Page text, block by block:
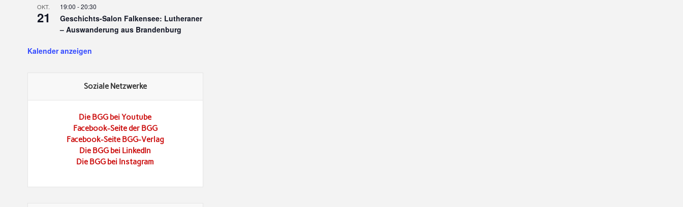
OKT.
21
19:00 -20:30
Geschichts-Salon Falkensee: Lutheraner
– Auswanderung aus Brandenburg
Kalender anzeigen
Soziale Netzwerke
Die BGG bei Youtube
Facebook-Seite der BGG
Facebook-Seite BGG-Verlag
Die BGG bei LinkedIn
Die BGG bei Instagram